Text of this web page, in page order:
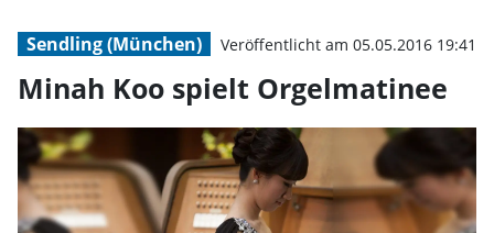
Sendling (München) Veröffentlicht am 05.05.2016 19:41
Minah Koo spielt Orgelmatinee